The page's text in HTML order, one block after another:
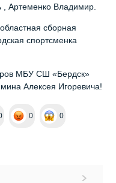
, Артеменко Владимир.
сборная
спортсменка
МБУ СШ «Бердск»
Алексея Игоревича!
0 0